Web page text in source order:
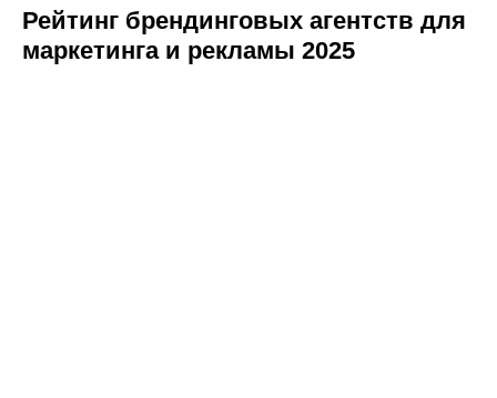
Рейтинг брендинговых агентств для
маркетинга и рекламы 2025